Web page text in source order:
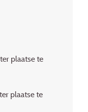
plaatse te
plaatse te